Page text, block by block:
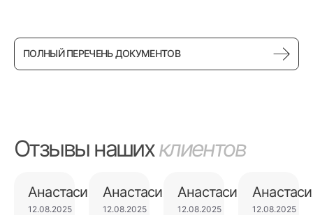
ПОЛНЫЙ ПЕРЕЧЕНЬ ДОКУМЕНТОВ
Отзывы нашихклиентов
Анастасия
12.08.2025
Анастасия
12.08.2025
Анастасия
12.08.2025 12.08.2025